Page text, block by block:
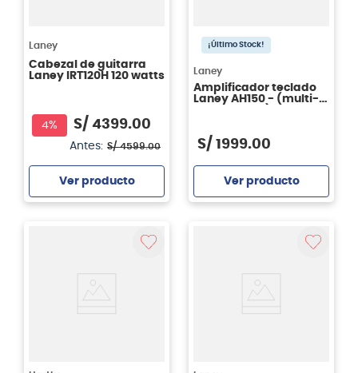
Laney
Cabezal de guitarra
Laney IRT120H 120 watts
4% S/ 4399.00
Antes: S/ 4599.00
Ver producto
¡Último Stock!
Laney
Amplificador teclado
Laney AH150 - (multi-
S/ 1999.00
Ver producto